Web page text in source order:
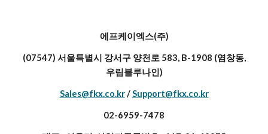
에프케이엑스(주)
(07547) 서울특별시 강서구 양천로 583, B-1908 (염창동,
우림블루나인)
Sales@fkx.co.kr/Support@fkx.co.kr
02-6959-7478